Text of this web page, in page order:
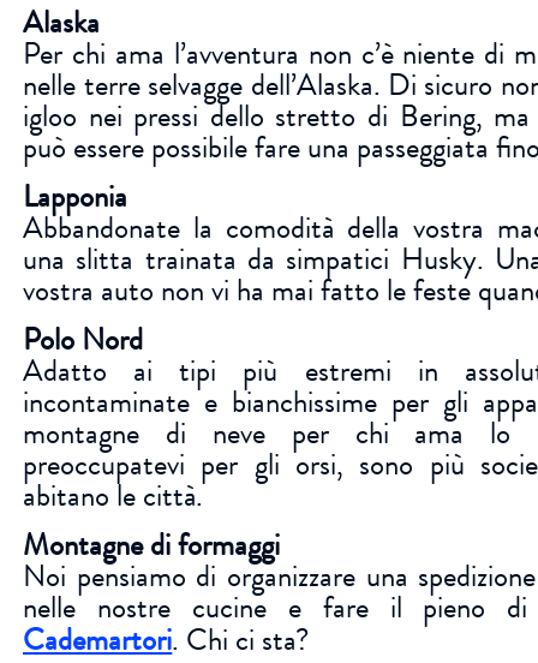
Alaska
Per chi ama l’avventura non c’è niente di
nelle terre selvagge dell’Alaska. Di sicuro
igloo nei pressi dello stretto di Bering,
può essere possibile fare una passeggiata
Lapponia
Abbandonate la comodità della vostra
una slitta trainata da simpatici Husky.
vostra auto non vi ha mai fatto le feste
Polo Nord
Adatto ai tipi più estremi in
incontaminate e bianchissime per gli
montagne di neve per chi ama lo
preoccupatevi per gli orsi, sono più
abitano le città.
Montagne di formaggi
Noi pensiamo di organizzare una
nelle nostre cucine e fare il pieno
Cademartori. Chi ci sta?